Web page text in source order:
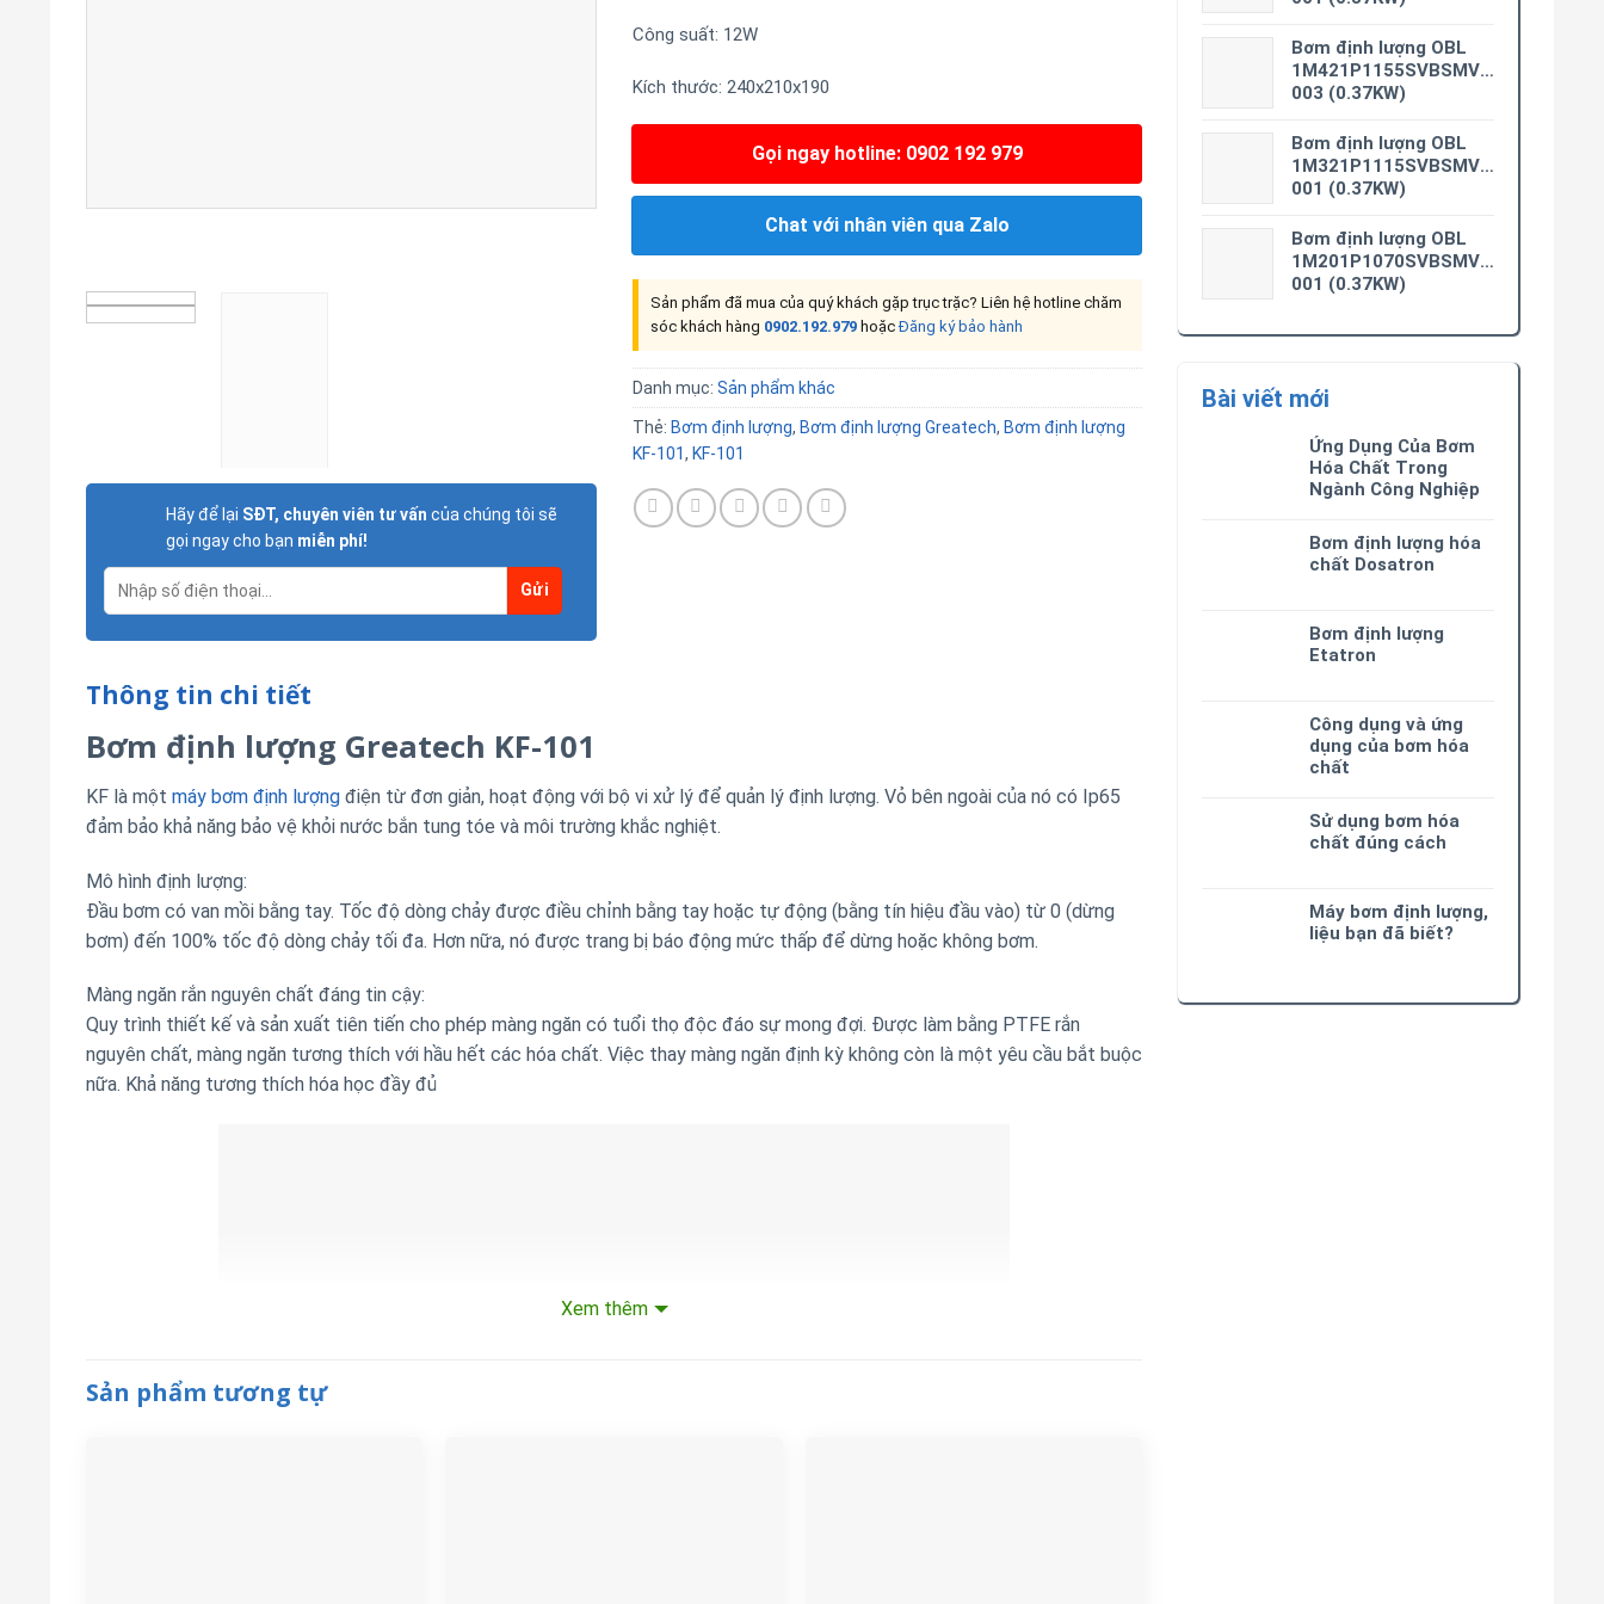
Bơm định lượng OBL
1M421P1155SVBSMV0M3-
003 (0.37KW)
Bơm định lượng OBL
1M321P1115SVBSMV0M3-
001 (0.37KW)
Bơm định lượng OBL
1M201P1070SVBSMV0M3-
001 (0.37KW)
Bài viết mới
Ứng Dụng Của Bơm
Hóa Chất Trong
Ngành Công Nghiệp
Bơm định lượng hóa
chất Dosatron
Bơm định lượng
Etatron
Công dụng và ứng
dụng của bơm hóa
chất
Sử dụng bơm hóa
chất đúng cách
Máy bơm định lượng,
liệu bạn đã biết?
Hãy để lại SĐT, chuyên viên tư vấn của chúng tôi sẽ
gọi ngay cho bạn miễn phí!
Công suất: 12W
Kích thước: 240x210x190
Gọi ngay hotline: 0902 192 979
Chat với nhân viên qua Zalo
Sản phẩm đã mua của quý khách gặp trục trặc? Liên hệ hotline chăm
sóc khách hàng 0902.192.979hoặcĐăng ký bảo hành
Danh mục: Sản phẩm khác
Thẻ: Bơm định lượng, Bơm định lượng Greatech, Bơm định lượng
KF-101, KF-101
Thông tin chi tiết
Bơm định lượng Greatech KF-101
KF là một máy bơm định lượng điện từ đơn giản, hoạt động với bộ vi xử lý để quản lý định lượng. Vỏ bên ngoài của nó có Ip65
đảm bảo khả năng bảo vệ khỏi nước bắn tung tóe và môi trường khắc nghiệt.
Mô hình định lượng:
Đầu bơm có van mồi bằng tay. Tốc độ dòng chảy được điều chỉnh bằng tay hoặc tự động (bằng tín hiệu đầu vào) từ 0 (dừng
bơm) đến 100% tốc độ dòng chảy tối đa. Hơn nữa, nó được trang bị báo động mức thấp để dừng hoặc không bơm.
Màng ngăn rắn nguyên chất đáng tin cậy:
Quy trình thiết kế và sản xuất tiên tiến cho phép màng ngăn có tuổi thọ độc đáo sự mong đợi. Được làm bằng PTFE rắn
nguyên chất, màng ngăn tương thích với hầu hết các hóa chất. Việc thay màng ngăn định kỳ không còn là một yêu cầu bắt buộc
nữa. Khả năng tương thích hóa học đầy đủ
Xem thêm
Sản phẩm tương tự